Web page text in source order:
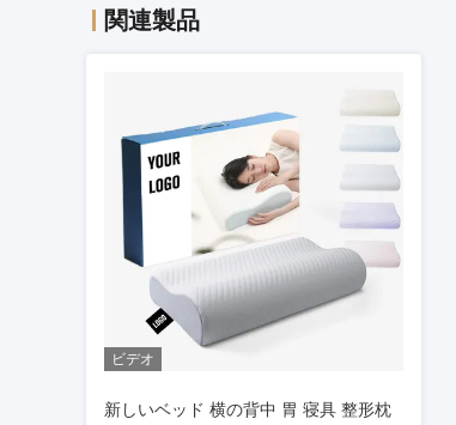
関連製品
ビデオ
新しいベッド 横の背中 胃 寝具 整形枕